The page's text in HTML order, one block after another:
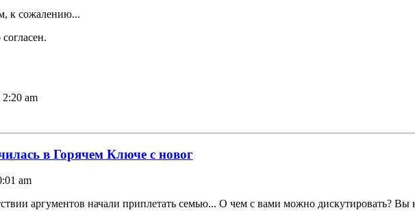
к сожалению...
am
в Горячем Ключе с новог
am
аргументов начали приплетать семью... О чем с вами можно дискутировать?